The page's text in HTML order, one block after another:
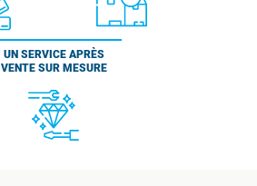
UN SERVICE APRÈS
VENTE SUR MESURE